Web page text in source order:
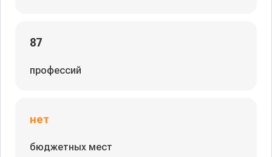
87
профессий
нет
бюджетных мест